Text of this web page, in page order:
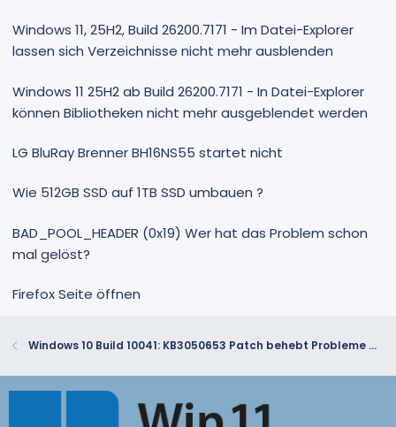
Windows 11, 25H2, Build 26200.7171 - Im Datei-Explorer
lassen sich Verzeichnisse nicht mehr ausblenden
Windows 11 25H2 ab Build 26200.7171 - In Datei-Explorer
können Bibliotheken nicht mehr ausgeblendet werden
LG BluRay Brenner BH16NS55 startet nicht
Wie 512GB SSD auf 1TB SSD umbauen ?
BAD_POOL_HEADER (0x19) Wer hat das Problem schon
mal gelöst?
Firefox Seite öffnen
Windows 10 Build 10041: KB3050653 Patch behebt Probleme mit Login-Anzeige